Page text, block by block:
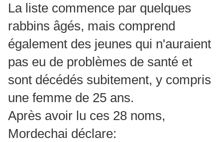
La liste commence par quelques
rabbins âgés, mais comprend
également des jeunes qui n'auraient
pas eu de problèmes de santé et
sont décédés subitement, y compris
une femme de 25 ans.
Après avoir lu ces 28 noms,
Mordechai déclare: